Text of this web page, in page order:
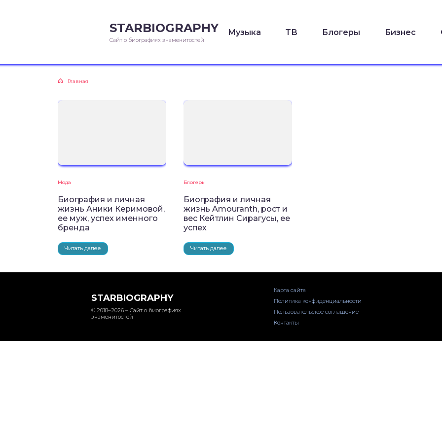
STARBIOGRAPHY
Сайт о биографиях знаменитостей
Музыка ТВ Блогеры Бизнес
Главная
Мода
Биография и личная
жизнь Аники Керимовой,
ее муж, успех именного
бренда
Читать далее
Блогеры
Биография и личная
жизнь Amouranth, рост и
вес Кейтлин Сирагусы, ее
успех
Читать далее
STARBIOGRAPHY
© 2018–2026 – Сайт о биографиях
знаменитостей
Карта сайта
Политика конфиденциальности
Пользовательское соглашение
Контакты